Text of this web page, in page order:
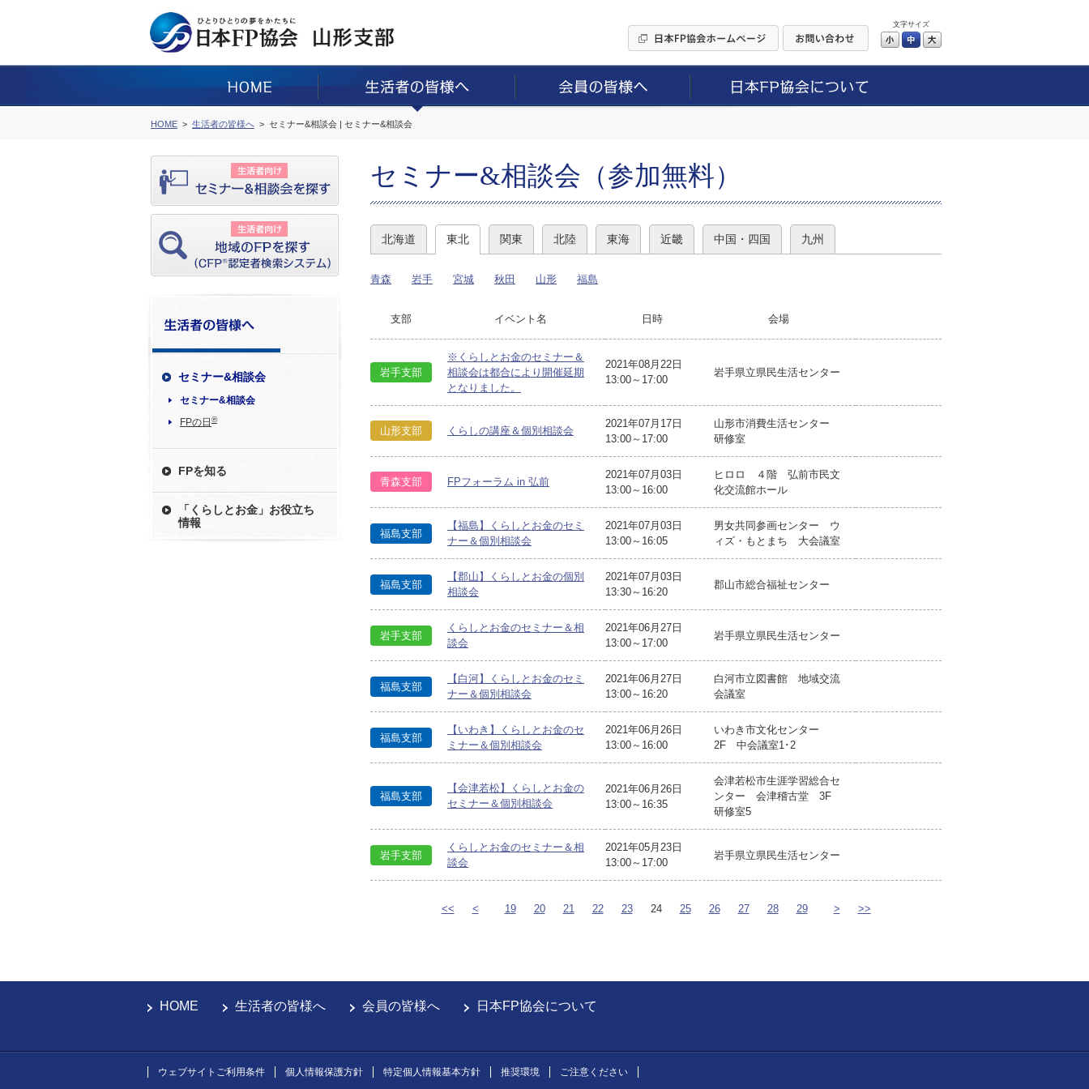
文字サイズ
小 中
HOME 生活者の皆様へ セミナー&相談会 | セミナー&相談会
セミナー&相談会
セミナー&相談会
FPの日 ®
FPを知る
「くらしとお金」お役立ち
情報
セミナー&相談会（参加無料）
北海道 東北 関東 北陸 東海 近畿 中国・四国 九州
青森 岩手 宮城 秋田 山形 福島
支部 イベント名 日時 会場
岩手支部
※くらしとお金のセミナー＆
相談会は都合により開催延期
となりました。
2021年08月22日
13:00～17:00
岩手県立県民生活センター
山形支部 くらしの講座＆個別相談会
2021年07月17日
13:00～17:00
山形市消費生活センター
研修室
青森支部 FPフォーラム in 弘前
2021年07月03日
13:00～16:00
ヒロロ ４階 弘前市民文
化交流館ホール
福島支部
【福島】くらしとお金のセミ
ナー＆個別相談会
2021年07月03日
13:00～16:05
男女共同参画センター ウ
ィズ・もとまち 大会議室
福島支部
【郡山】くらしとお金の個別
相談会
2021年07月03日
13:30～16:20
郡山市総合福祉センター
岩手支部
くらしとお金のセミナー＆相
談会
2021年06月27日
13:00～17:00
岩手県立県民生活センター
福島支部
【白河】くらしとお金のセミ
ナー＆個別相談会
2021年06月27日
13:00～16:20
白河市立図書館 地域交流
会議室
福島支部
【いわき】くらしとお金のセ
ミナー＆個別相談会
2021年06月26日
13:00～16:00
いわき市文化センター
2F 中会議室1･2
福島支部
【会津若松】くらしとお金の
セミナー＆個別相談会
2021年06月26日
13:00～16:35
会津若松市生涯学習総合セ
ンター 会津稽古堂 3F
研修室5
岩手支部
くらしとお金のセミナー＆相
談会
2021年05月23日
13:00～17:00
岩手県立県民生活センター
<< < 19 20 21 22 23 24 25 26 27 28 29 > >>
HOME 生活者の皆様へ 会員の皆様へ 日本FP協会について
ウェブサイトご利用条件 個人情報保護方針 特定個人情報基本方針 推奨環境 ご注意ください